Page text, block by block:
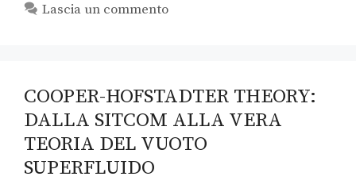
Lascia un commento
COOPER-HOFSTADTER THEORY:
DALLA SITCOM ALLA VERA
TEORIA DEL VUOTO
SUPERFLUIDO